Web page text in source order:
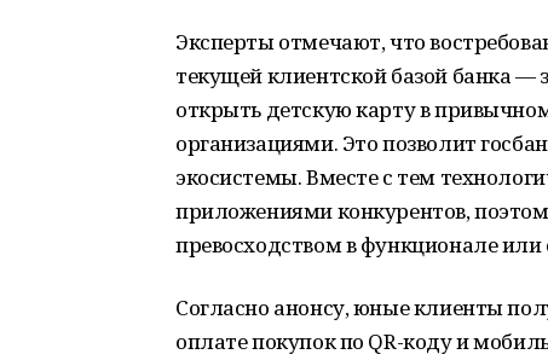
Эксперты отмечают, что
текущей клиентской базой банка
открыть детскую карту в
организациями. Это позволит
экосистемы. Вместе с тем
приложениями конкурентов,
превосходством в функционале
Согласно анонсу, юные клиенты
оплате покупок по QR-коду и